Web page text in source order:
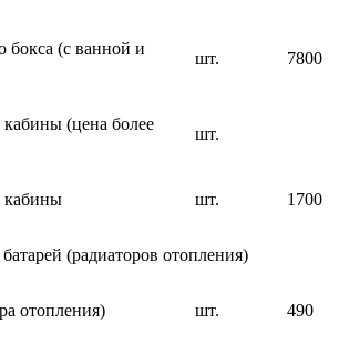
бокса (с ванной и
шт. 7800
(цена более
шт.
кабины шт. 1700
(радиаторов отопления)
отопления) шт. 490